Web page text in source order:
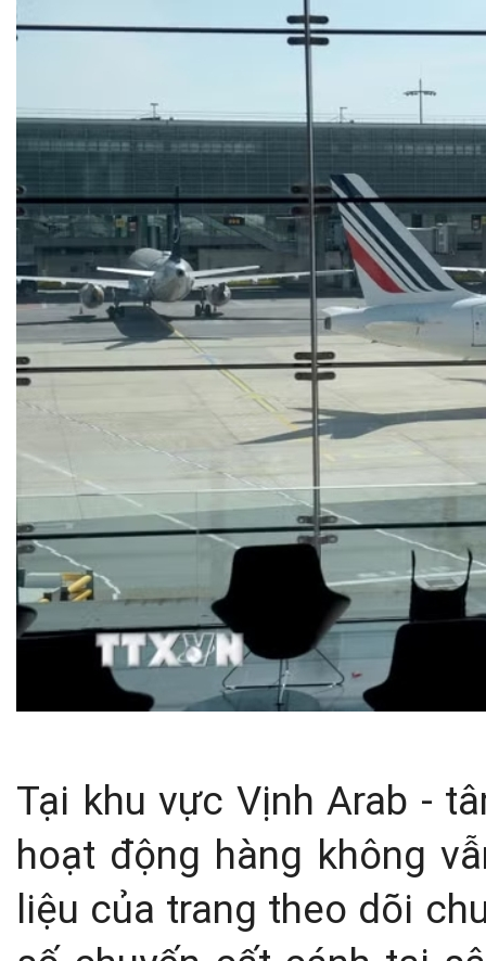
Tại khu vực Vịnh Arab -
hoạt động hàng không
liệu của trang theo dõi